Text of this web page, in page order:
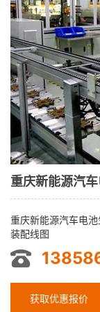
重庆新能源汽
重庆新能源汽车电
装配线图
获取优惠报价